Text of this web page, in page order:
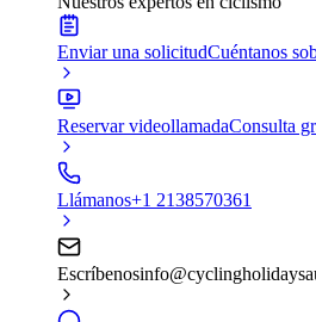
Enviar una solicitudCuéntanos
Reservar videollamadaConsulta
Llámanos+1 2138570361
Escríbenos